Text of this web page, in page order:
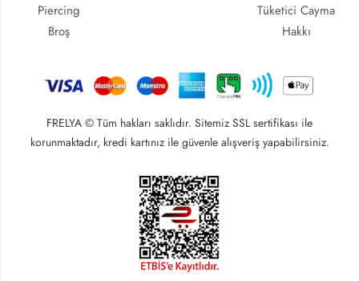
Piercing
Broş
Tüketici Cayma
Hakkı
FRELYA © Tüm hakları saklıdır. Sitemiz SSL sertifikası ile
korunmaktadır, kredi kartınız ile güvenle alışveriş yapabilirsiniz.